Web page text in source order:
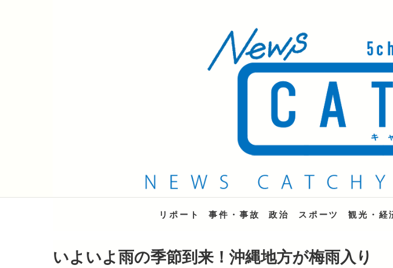
QAB NEWS Headline
キャッチー 月曜〜金曜 午後6時15分放送
リポート 事件・事故 政治 スポーツ 観光・経
いよいよ雨の季節到来！沖縄地方が梅雨入り